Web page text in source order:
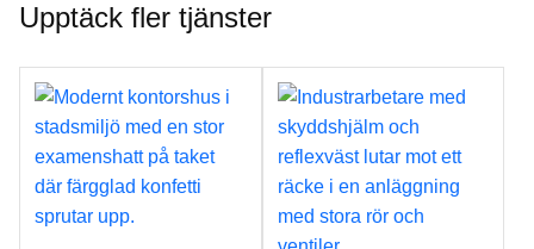
Upptäck fler tjänster